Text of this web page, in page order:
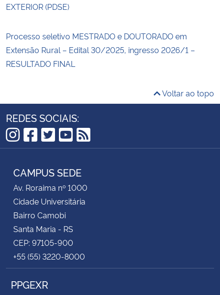
EXTERIOR (PDSE)
Processo seletivo MESTRADO e DOUTORADO em
Extensão Rural – Edital 30/2025, ingresso 2026/1 –
RESULTADO FINAL
Voltar ao topo
REDES SOCIAIS:
Instagram
Facebook
Twitter
YouTube
RSS
CAMPUS SEDE
Av. Roraima nº 1000
Cidade Universitária
Bairro Camobi
Santa Maria - RS
CEP: 97105-900
+55 (55) 3220-8000
PPGEXR